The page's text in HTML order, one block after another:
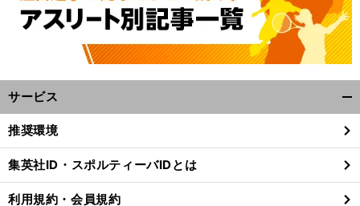
サービス
閉
る
推奨環境
集英社ID・スポルティーバIDとは
利用規約・会員規約